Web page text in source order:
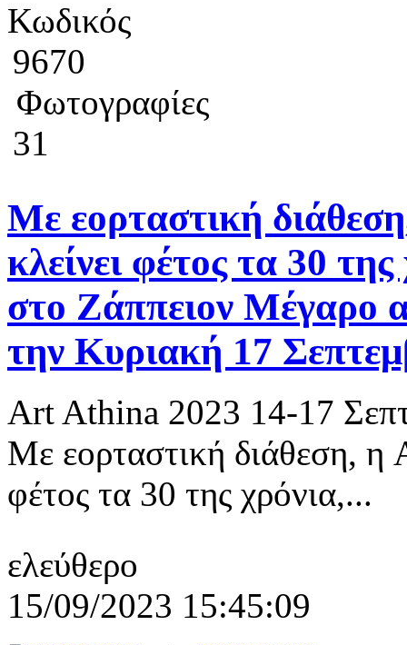
Κωδικός
9670
Φωτογραφίες
31
Με εορταστική
κλείνει φέτος τα 30
στο Ζάππειον Μέγαρο
την Κυριακή 17
Αrt Athina 2023 14-17
Με εορταστική διάθεση, η
φέτος τα 30 της χρόνια,...
ελεύθερο
15/09/2023 15:45:09